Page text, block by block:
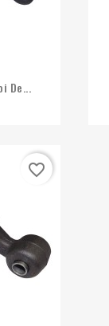
De...
favorite_border